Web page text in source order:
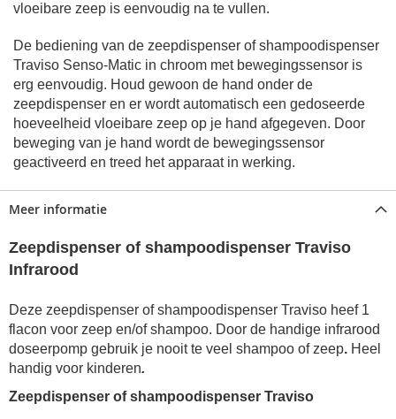
vloeibare zeep is eenvoudig na te vullen.
De bediening van de zeepdispenser of shampoodispenser
Traviso Senso-Matic in chroom met bewegingssensor is
erg eenvoudig. Houd gewoon de hand onder de
zeepdispenser en er wordt automatisch een gedoseerde
hoeveelheid vloeibare zeep op je hand afgegeven. Door
beweging van je hand wordt de bewegingssensor
geactiveerd en treed het apparaat in werking.
Meer informatie
Zeepdispenser of shampoodispenser Traviso
Infrarood
Deze zeepdispenser of shampoodispenser Traviso heef 1
flacon voor zeep en/of shampoo. Door de handige infrarood
doseerpomp gebruik je nooit te veel shampoo of zeep. Heel
handig voor kinderen.
Zeepdispenser of shampoodispenser Traviso